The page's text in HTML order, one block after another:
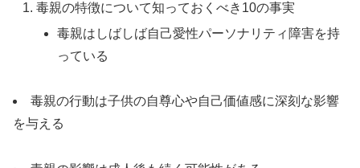
毒親の特徴について知っておくべき10の事実
毒親はしばしば自己愛性パーソナリティ障害を持
っている
毒親の行動は子供の自尊心や自己価値感に深刻な影響
を与える